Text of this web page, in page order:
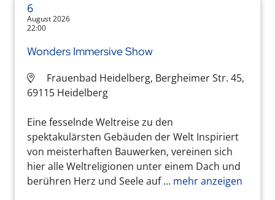
6
August 2026
22:00
Wonders Immersive Show
Frauenbad Heidelberg, Bergheimer Str. 45,
69115 Heidelberg
Eine fesselnde Weltreise zu den
spektakulärsten Gebäuden der Welt Inspiriert
von meisterhaften Bauwerken, vereinen sich
hier alle Weltreligionen unter einem Dach und
berühren Herz und Seele auf ... mehr anzeigen